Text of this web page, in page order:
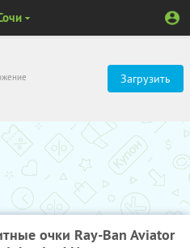
Загрузить
очки Ray-Ban Aviator